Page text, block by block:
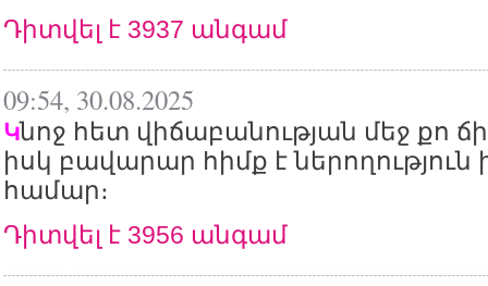
Դիտվել է 3937 անգամ
09:54, 30.08.2025
Կնոջ հետ վիճաբանության մեջ քո
իսկ բավարար հիմք է ներողություն
համար։
Դիտվել է 3956 անգամ